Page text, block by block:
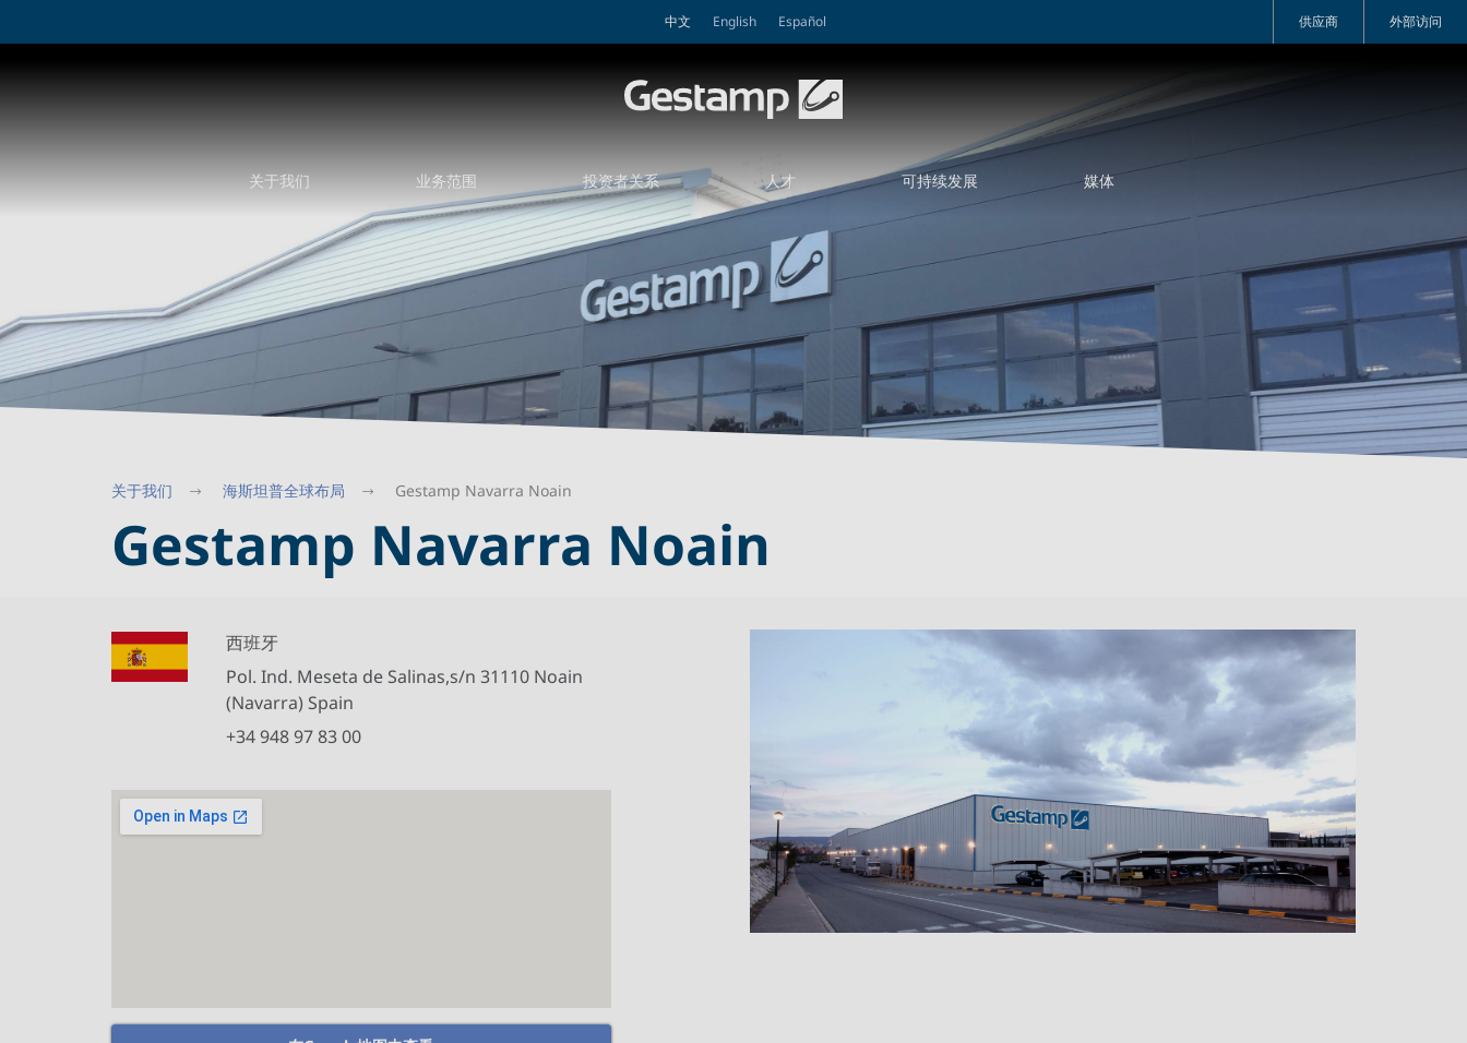
中文 English Español 供应商 外部访问
关于我们 业务范围 投资者关系 人才 可持续发展 媒体
关于我们 海斯坦普全球布局 Gestamp Navarra Noain
Gestamp Navarra Noain
西班牙
Pol. Ind. Meseta de Salinas,s/n 31110 Noain
(Navarra) Spain
+34 948 97 83 00